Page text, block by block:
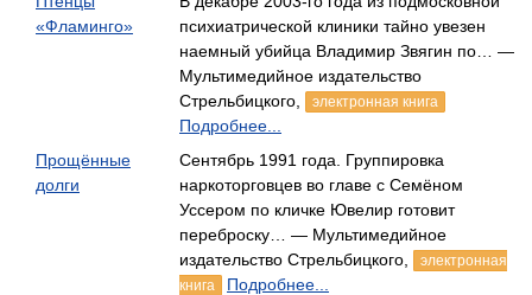
«Фламинго»
психиатрической клиники тайно увезен
наемный убийца Владимир Звягин по… —
Мультимедийное издательство
Стрельбицкого,
электронная книга
Подробнее...
Прощённые
долги
Сентябрь 1991 года. Группировка
наркоторговцев во главе с Семёном
Уссером по кличке Ювелир готовит
переброску… — Мультимедийное
издательство Стрельбицкого,
электронная
книга
Подробнее...